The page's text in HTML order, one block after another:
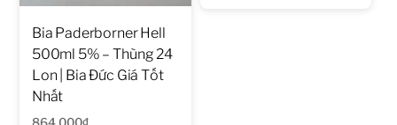
Bia Paderborner Hell
500ml 5% – Thùng 24
Lon | Bia Đức Giá Tốt
Nhất